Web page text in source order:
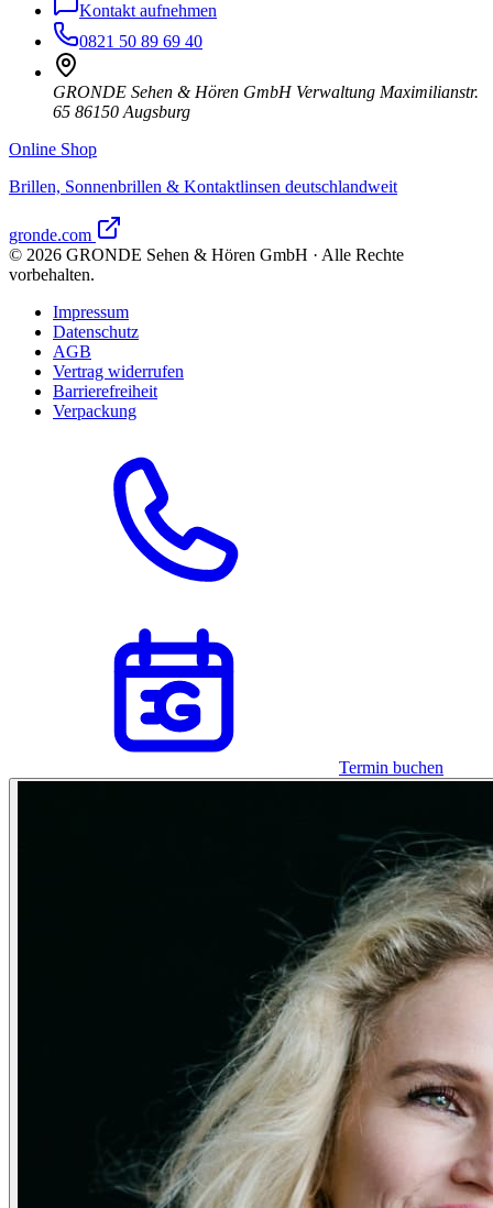
Kontakt aufnehmen
0821 50 89 69 40
GRONDE Sehen & Hören GmbH Verwaltung Maximilianstr.
65 86150 Augsburg
Online Shop
Brillen, Sonnenbrillen & Kontaktlinsen deutschlandweit
gronde.com
© 2026 GRONDE Sehen & Hören GmbH · Alle Rechte
vorbehalten.
Impressum
Datenschutz
AGB
Vertrag widerrufen
Barrierefreiheit
Verpackung
Termin buchen